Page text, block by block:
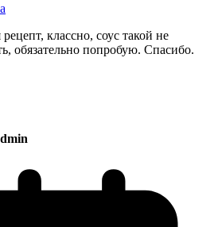
классно, соус такой не
обязательно попробую. Спасибо.